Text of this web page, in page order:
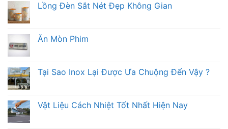
Lồng Đèn Sắt Nét Đẹp Không Gian
Ăn Mòn Phim
Tại Sao Inox Lại Được Ưa Chuộng Đến Vậy ?
Vật Liệu Cách Nhiệt Tốt Nhất Hiện Nay